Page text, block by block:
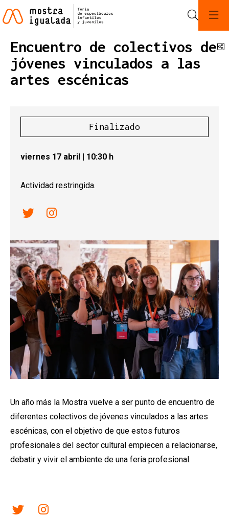
Encuentro de colectivos de
jóvenes vinculados a las
artes escénicas
Finalizado
viernes 17 abril | 10:30 h
Actividad restringida.
Link a twitter
Link a instagram
Un año más la Mostra vuelve a ser punto de encuentro de
diferentes colectivos de jóvenes vinculados a las artes
escénicas, con el objetivo de que estos futuros
profesionales del sector cultural empiecen a relacionarse,
debatir y vivir el ambiente de una feria profesional.
Link a twitter
Link a instagram